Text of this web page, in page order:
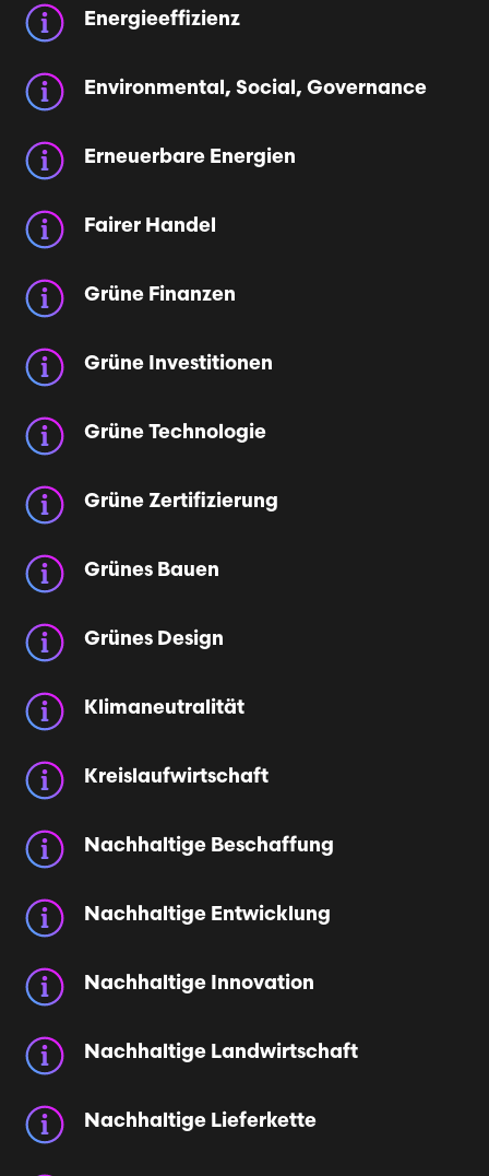
Energieeffizienz
Environmental, Social, Governance
Erneuerbare Energien
Fairer Handel
Grüne Finanzen
Grüne Investitionen
Grüne Technologie
Grüne Zertifizierung
Grünes Bauen
Grünes Design
Klimaneutralität
Kreislaufwirtschaft
Nachhaltige Beschaffung
Nachhaltige Entwicklung
Nachhaltige Innovation
Nachhaltige Landwirtschaft
Nachhaltige Lieferkette